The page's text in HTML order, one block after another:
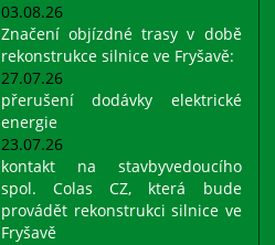
03.08.26
Značení objízdné trasy v době
rekonstrukce silnice ve Fryšavě:
27.07.26
přerušení dodávky elektrické
energie
23.07.26
kontakt na stavbyvedoucího
spol. Colas CZ, která bude
provádět rekonstrukci silnice ve
Fryšavě